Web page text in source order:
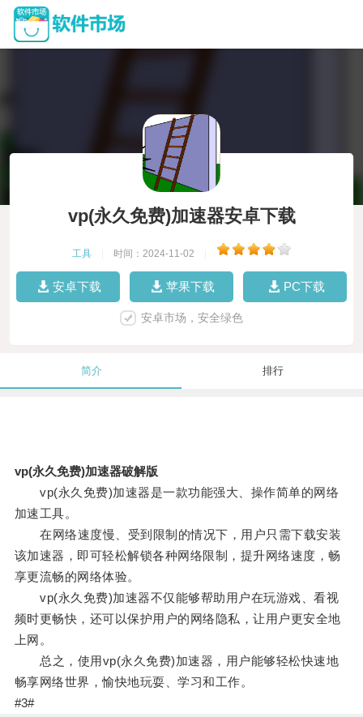
vp(永久免费)加速器安卓下载
工具 时间：2024-11-02
安卓下载 苹果下载 PC下载
安卓市场，安全绿色
简介 排行
vp(永久免费)加速器破解版
vp(永久免费)加速器是一款功能强大、操作简单的网络
加速工具。
在网络速度慢、受到限制的情况下，用户只需下载安装
该加速器，即可轻松解锁各种网络限制，提升网络速度，畅
享更流畅的网络体验。
vp(永久免费)加速器不仅能够帮助用户在玩游戏、看视
频时更畅快，还可以保护用户的网络隐私，让用户更安全地
上网。
总之，使用vp(永久免费)加速器，用户能够轻松快速地
畅享网络世界，愉快地玩耍、学习和工作。
#3#